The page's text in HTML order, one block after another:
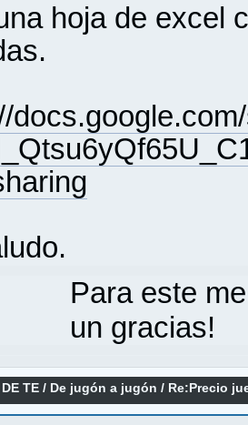
hoja de excel
Para este
un gracias!
TE / De jugón a jugón / Re:Precio